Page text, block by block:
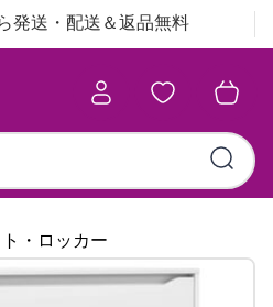
発送・配送＆返品無料
・ロッカー